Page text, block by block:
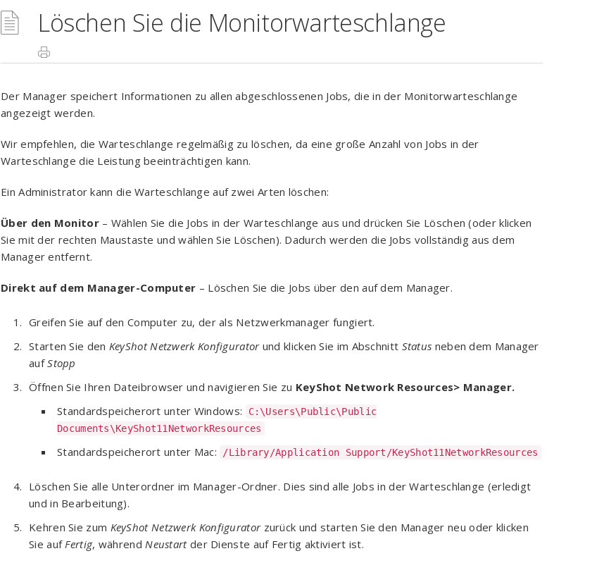
Löschen Sie die Monitorwarteschlange
Der Manager speichert Informationen zu allen abgeschlossenen Jobs, die in der Monitorwarteschlange
angezeigt werden.
Wir empfehlen, die Warteschlange regelmäßig zu löschen, da eine große Anzahl von Jobs in der
Warteschlange die Leistung beeinträchtigen kann.
Ein Administrator kann die Warteschlange auf zwei Arten löschen:
Über den Monitor– Wählen Sie die Jobs in der Warteschlange aus und drücken Sie Löschen (oder klicken
Sie mit der rechten Maustaste und wählen Sie Löschen). Dadurch werden die Jobs vollständig aus dem
Manager entfernt.
Direkt auf dem Manager-Computer – Löschen Sie die Jobs über den auf dem Manager.
Greifen Sie auf den Computer zu, der als Netzwerkmanager fungiert.
Starten Sie den KeyShot Netzwerk Konfiguratorund klicken Sie im Abschnitt Status neben dem Manager
aufStopp
Öffnen Sie Ihren Dateibrowser und navigieren Sie zu KeyShot Network Resources> Manager.
Standardspeicherort unter Windows:
C:\Users\Public\Public
Documents\KeyShot11NetworkResources
Standardspeicherort unter Mac: /Library/Application Support/KeyShot11NetworkResources
Löschen Sie alle Unterordner im Manager-Ordner. Dies sind alle Jobs in der Warteschlange (erledigt
und in Bearbeitung).
Kehren Sie zum KeyShot Netzwerk Konfiguratorzurück und starten Sie den Manager neu oder klicken
Sie aufFertig, währendNeustartder Dienste auf Fertig aktiviert ist.